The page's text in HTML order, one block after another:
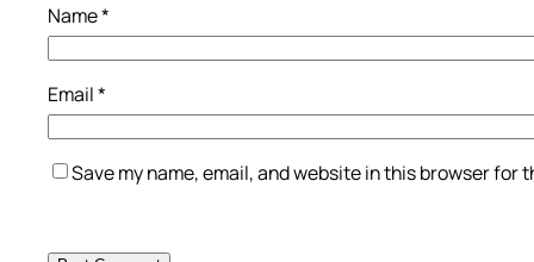
Name*
Email*
Save my name, email, and website in this browser for